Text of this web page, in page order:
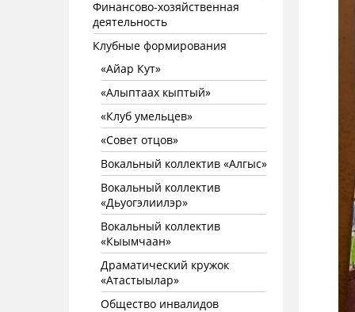
Финансово-хозяйственная
деятельность
Клубные формирования
«Айар Кут»
«Алыптаах кыптый»
«Клуб умельцев»
«Совет отцов»
Вокальный коллектив «Алгыс»
Вокальный коллектив
«Дьуогэлиилэр»
Вокальный коллектив
«Кыымчаан»
Драматический кружок
«Атастыылар»
Общество инвалидов